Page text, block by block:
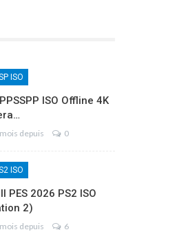
ISO
ISO Offline 4K
depuis 0
ISO
PES 2026 PS2 ISO
2)
depuis 6